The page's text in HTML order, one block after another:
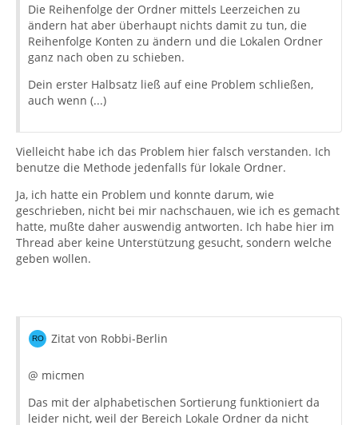
Die Reihenfolge der Ordner mittels Leerzeichen zu
ändern hat aber überhaupt nichts damit zu tun, die
Reihenfolge Konten zu ändern und die Lokalen Ordner
ganz nach oben zu schieben.
Dein erster Halbsatz ließ auf eine Problem schließen,
auch wenn (...)
Vielleicht habe ich das Problem hier falsch verstanden. Ich
benutze die Methode jedenfalls für lokale Ordner.
Ja, ich hatte ein Problem und konnte darum, wie
geschrieben, nicht bei mir nachschauen, wie ich es gemacht
hatte, mußte daher auswendig antworten. Ich habe hier im
Thread aber keine Unterstützung gesucht, sondern welche
geben wollen.
Zitat von Robbi-Berlin
@ micmen
Das mit der alphabetischen Sortierung funktioniert da
leider nicht, weil der Bereich Lokale Ordner da nicht